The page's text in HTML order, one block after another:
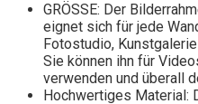
GRÖSSE: Der
eignet sich für jede
Fotostudio,
Sie können ihn für
verwenden und überall
Hochwertiges Material: